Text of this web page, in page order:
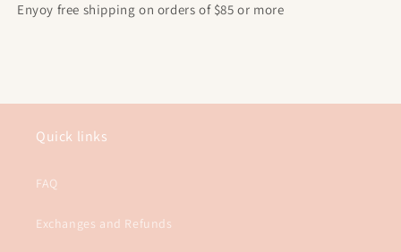
Enyoy free shipping on orders of $85 or more
Quick links
FAQ
Exchanges and Refunds